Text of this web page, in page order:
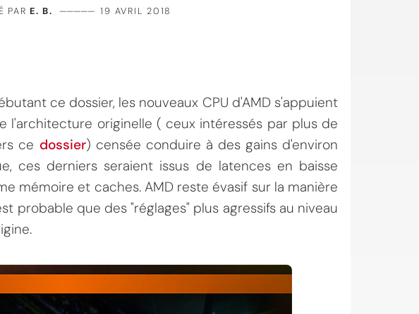
PAR E. B. ————— 19 AVRIL 2018
ce dossier, les nouveaux CPU d'AMD s'appuient
l'architecture originelle ( ceux intéressés par plus de
ce dossier) censée conduire à des gains d'environ
ces derniers seraient issus de latences en baisse
mémoire et caches. AMD reste évasif sur la manière
probable que des "réglages" plus agressifs au niveau